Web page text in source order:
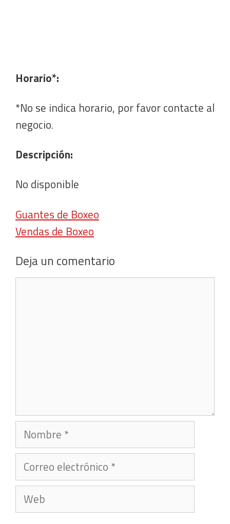
Horario*:
*No se indica horario, por favor contacte al
negocio.
Descripción:
No disponible
Guantes de Boxeo
Vendas de Boxeo
Deja un comentario
Nombre
Correo
electrónico
Web